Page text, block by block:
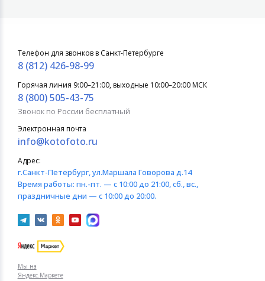
Мы на
Яндекс.Маркете
Телефон для звонков в Санкт-Петербурге
8 (812) 426-98-99
Горячая линия 9:00–21:00, выходные 10:00–20:00 МСК
8 (800) 505-43-75
Звонок по России бесплатный
Электронная почта
info@kotofoto.ru
Адрес:
г.Санкт-Петербург, ул.Маршала Говорова д.14
Время работы: пн.-пт. — с 10:00 до 21:00, сб., вс.,
праздничные дни — с 10:00 до 20:00.